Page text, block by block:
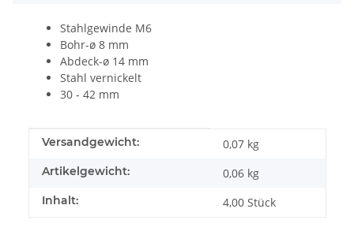
Stahlgewinde M6
Bohr-ø 8 mm
Abdeck-ø 14 mm
Stahl vernickelt
30 - 42 mm
Produkteigenschaft
Wert
Versandgewicht: 0,07 kg
Artikelgewicht: 0,06 kg
Inhalt: 4,00 Stück